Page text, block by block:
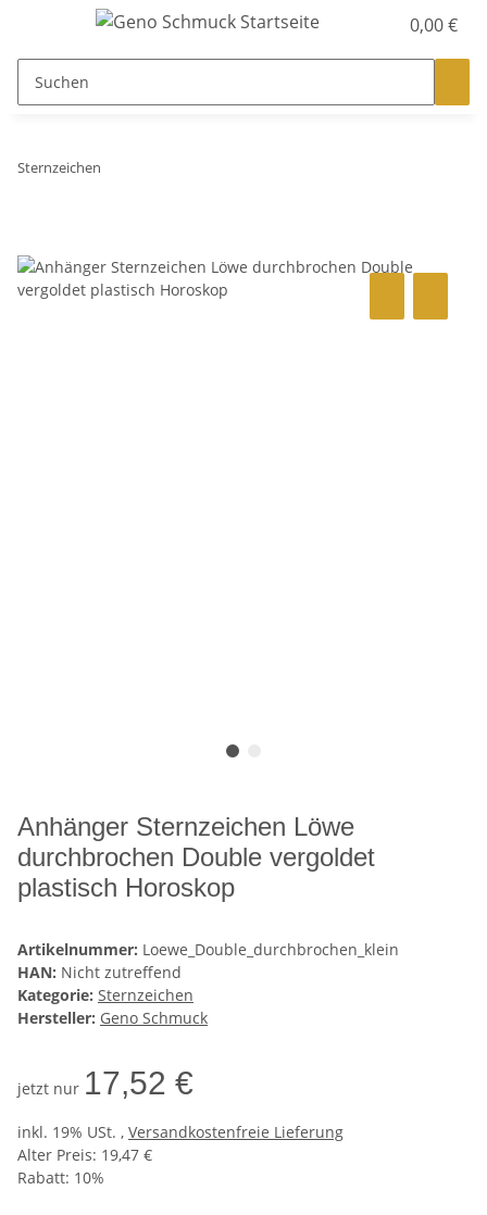
0,00 €
Sternzeichen
Anhänger Sternzeichen Löwe
durchbrochen Double vergoldet
plastisch Horoskop
Artikelnummer: Loewe_Double_durchbrochen_klein
HAN: Nicht zutreffend
Kategorie: Sternzeichen
Hersteller: Geno Schmuck
jetzt nur 17,52 €
inkl. 19% USt. , Versandkostenfreie Lieferung
Alter Preis: 19,47 €
Rabatt: 10%